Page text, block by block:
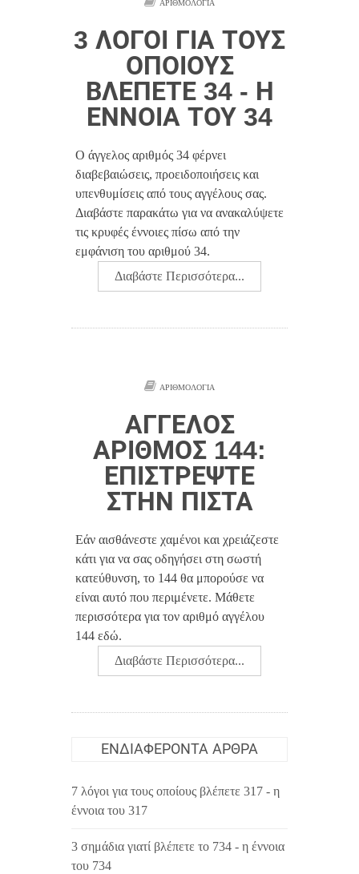
ΑΡΙΘΜΟΛΟΓΊΑ
3 ΛΌΓΟΙ ΓΙΑ ΤΟΥΣ
ΟΠΟΊΟΥΣ
ΒΛΈΠΕΤΕ 34 - Η
ΈΝΝΟΙΑ ΤΟΥ 34
Ο άγγελος αριθμός 34 φέρνει
διαβεβαιώσεις, προειδοποιήσεις και
υπενθυμίσεις από τους αγγέλους σας.
Διαβάστε παρακάτω για να ανακαλύψετε
τις κρυφές έννοιες πίσω από την
εμφάνιση του αριθμού 34.
Διαβάστε Περισσότερα...
ΑΡΙΘΜΟΛΟΓΊΑ
ΆΓΓΕΛΟΣ
ΑΡΙΘΜΌΣ 144:
ΕΠΙΣΤΡΈΨΤΕ
ΣΤΗΝ ΠΊΣΤΑ
Εάν αισθάνεστε χαμένοι και χρειάζεστε
κάτι για να σας οδηγήσει στη σωστή
κατεύθυνση, το 144 θα μπορούσε να
είναι αυτό που περιμένετε. Μάθετε
περισσότερα για τον αριθμό αγγέλου
144 εδώ.
Διαβάστε Περισσότερα...
ΕΝΔΙΑΦΈΡΟΝΤΑ ΆΡΘΡΑ
7 λόγοι για τους οποίους βλέπετε 317 - η
έννοια του 317
3 σημάδια γιατί βλέπετε το 734 - η έννοια
του 734